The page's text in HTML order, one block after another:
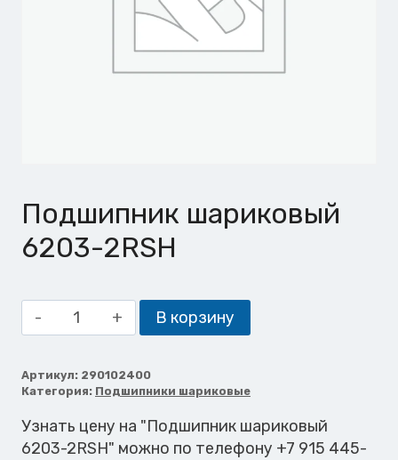
Подшипник шариковый
6203-2RSH
Количество
товара
шариковый
6203-
2RSH
В корзину
Артикул: 290102400
Категория: Подшипники шариковые
Узнать цену на "Подшипник шариковый
6203-2RSH" можно по телефону +7 915 445-